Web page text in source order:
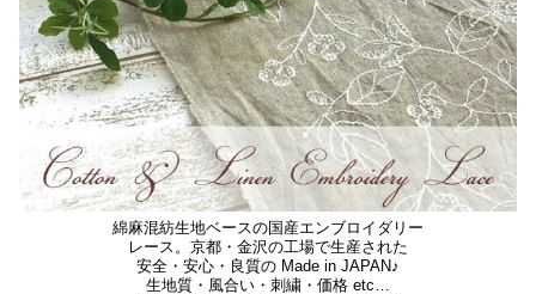
綿麻混紡生地ベースの国産エンブロイダリー
レース。京都・金沢の工場で生産された
安全・安心・良質の Made in JAPAN♪
生地質・風合い・刺繍・価格 etc…